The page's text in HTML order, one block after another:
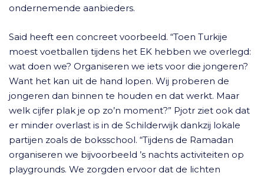
ondernemende aanbieders.
Said heeft een concreet voorbeeld. “Toen Turkije
moest voetballen tijdens het EK hebben we overlegd:
wat doen we? Organiseren we iets voor die jongeren?
Want het kan uit de hand lopen. Wij proberen de
jongeren dan binnen te houden en dat werkt. Maar
welk cijfer plak je op zo’n moment?” Pjotr ziet ook dat
er minder overlast is in de Schilderwijk dankzij lokale
partijen zoals de boksschool. “Tijdens de Ramadan
organiseren we bijvoorbeeld ’s nachts activiteiten op
playgrounds. We zorgden ervoor dat de lichten